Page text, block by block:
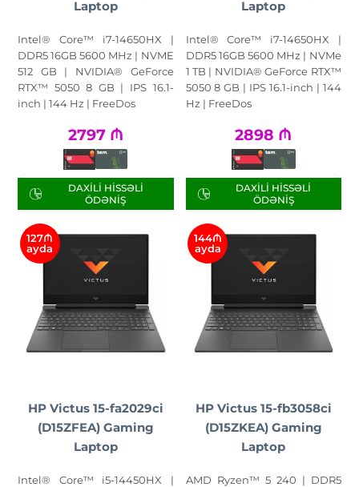
Laptop
Intel® Core™ i7-14650HX |
DDR5 16GB 5600 MHz | NVME
512 GB | NVIDIA® GeForce
RTX™ 5050 8 GB | IPS 16.1-
inch | 144 Hz | FreeDos
2797 ₼
DAXILI HISSƏLI
ÖDƏNIŞ
Laptop
Intel® Core™ i7-14650HX |
DDR5 16GB 5600 MHz | NVMe
1 TB | NVIDIA® GeForce RTX™
5050 8 GB | IPS 16.1-inch | 144
Hz | FreeDos
2898 ₼
DAXILI HISSƏLI
ÖDƏNIŞ
127₼
ayda
HP Victus 15-fa2029ci
(D15ZFEA) Gaming
Laptop
Intel® Core™ i5-14450HX |
144₼
ayda
HP Victus 15-fb3058ci
(D15ZKEA) Gaming
Laptop
AMD Ryzen™ 5 240 | DDR5